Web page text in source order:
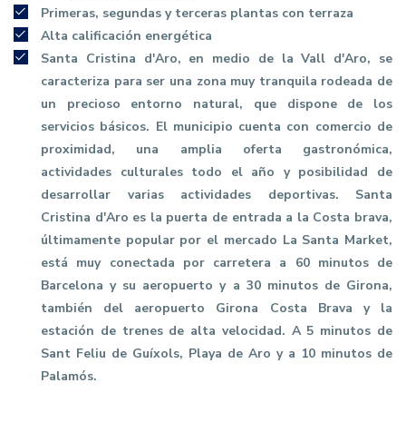
Primeras, segundas y terceras plantas con terraza
Alta calificación energética
Santa Cristina d'Aro, en medio de la Vall d'Aro, se
caracteriza para ser una zona muy tranquila rodeada de
un precioso entorno natural, que dispone de los
servicios básicos. El municipio cuenta con comercio de
proximidad, una amplia oferta gastronómica,
actividades culturales todo el año y posibilidad de
desarrollar varias actividades deportivas. Santa
Cristina d'Aro es la puerta de entrada a la Costa brava,
últimamente popular por el mercado La Santa Market,
está muy conectada por carretera a 60 minutos de
Barcelona y su aeropuerto y a 30 minutos de Girona,
también del aeropuerto Girona Costa Brava y la
estación de trenes de alta velocidad. A 5 minutos de
Sant Feliu de Guíxols, Playa de Aro y a 10 minutos de
Palamós.